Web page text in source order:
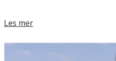
Les mer